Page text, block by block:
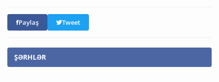
Paylaş Tweet
ŞƏRHLƏR